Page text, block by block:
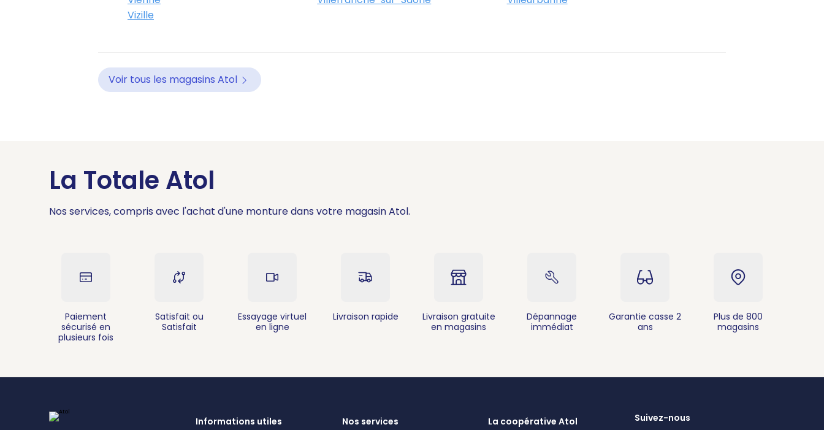
Vizille
Voir tous les magasins Atol
La Totale Atol
Nos services, compris avec l'achat d'une monture dans votre magasin Atol.
Paiement
sécurisé en
plusieurs fois
Satisfait ou
Satisfait
Essayage virtuel
en ligne
Livraison rapide
Livraison gratuite
en magasins
Dépannage
immédiat
Garantie casse 2
ans
Plus de 800
magasins
Informations utiles Nos services La coopérative Atol Suivez-nous